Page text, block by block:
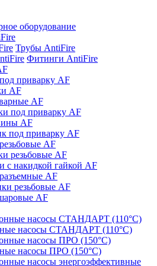
оборудование
Трубы AntiFire
Фитинги AntiFire
приварку AF
AF
AF
под приварку AF
AF
под приварку AF
AF
резьбовые AF
с накидкой гайкой AF
AF
резьбовые AF
AF
насосы СТАНДАРТ (110°C)
насосы ПРО (150°C)